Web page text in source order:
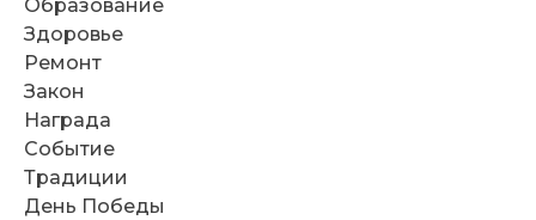
Образование
Здоровье
Ремонт
Закон
Награда
Событие
Традиции
День Победы